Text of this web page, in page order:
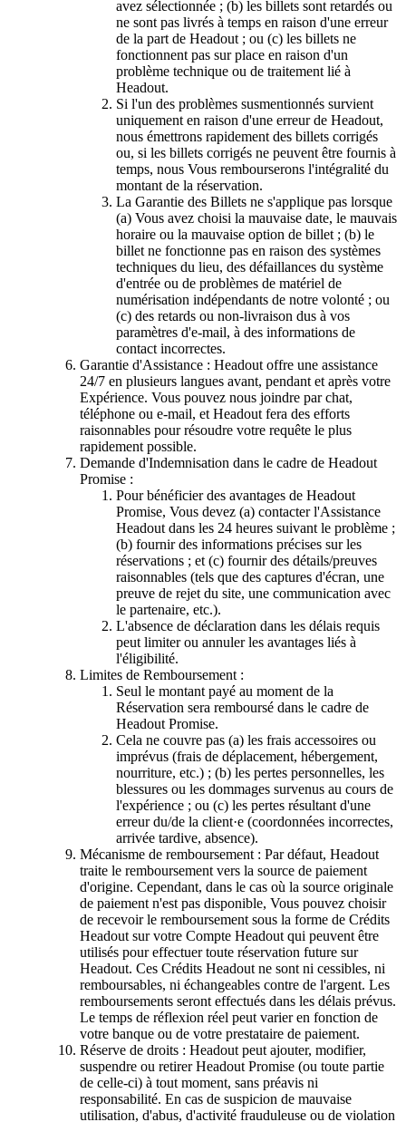
avez sélectionnée ; (b) les billets sont retardés ou
ne sont pas livrés à temps en raison d'une erreur
de la part de Headout ; ou (c) les billets ne
fonctionnent pas sur place en raison d'un
problème technique ou de traitement lié à
Headout.
Si l'un des problèmes susmentionnés survient
uniquement en raison d'une erreur de Headout,
nous émettrons rapidement des billets corrigés
ou, si les billets corrigés ne peuvent être fournis à
temps, nous Vous rembourserons l'intégralité du
montant de la réservation.
La Garantie des Billets ne s'applique pas lorsque
(a) Vous avez choisi la mauvaise date, le mauvais
horaire ou la mauvaise option de billet ; (b) le
billet ne fonctionne pas en raison des systèmes
techniques du lieu, des défaillances du système
d'entrée ou de problèmes de matériel de
numérisation indépendants de notre volonté ; ou
(c) des retards ou non-livraison dus à vos
paramètres d'e-mail, à des informations de
contact incorrectes.
Garantie d'Assistance : Headout offre une assistance
24/7 en plusieurs langues avant, pendant et après votre
Expérience. Vous pouvez nous joindre par chat,
téléphone ou e-mail, et Headout fera des efforts
raisonnables pour résoudre votre requête le plus
rapidement possible.
Demande d'Indemnisation dans le cadre de Headout
Promise :
Pour bénéficier des avantages de Headout
Promise, Vous devez (a) contacter l'Assistance
Headout dans les 24 heures suivant le problème ;
(b) fournir des informations précises sur les
réservations ; et (c) fournir des détails/preuves
raisonnables (tels que des captures d'écran, une
preuve de rejet du site, une communication avec
le partenaire, etc.).
L'absence de déclaration dans les délais requis
peut limiter ou annuler les avantages liés à
l'éligibilité.
Limites de Remboursement :
Seul le montant payé au moment de la
Réservation sera remboursé dans le cadre de
Headout Promise.
Cela ne couvre pas (a) les frais accessoires ou
imprévus (frais de déplacement, hébergement,
nourriture, etc.) ; (b) les pertes personnelles, les
blessures ou les dommages survenus au cours de
l'expérience ; ou (c) les pertes résultant d'une
erreur du/de la client·e (coordonnées incorrectes,
arrivée tardive, absence).
Mécanisme de remboursement : Par défaut, Headout
traite le remboursement vers la source de paiement
d'origine. Cependant, dans le cas où la source originale
de paiement n'est pas disponible, Vous pouvez choisir
de recevoir le remboursement sous la forme de Crédits
Headout sur votre Compte Headout qui peuvent être
utilisés pour effectuer toute réservation future sur
Headout. Ces Crédits Headout ne sont ni cessibles, ni
remboursables, ni échangeables contre de l'argent. Les
remboursements seront effectués dans les délais prévus.
Le temps de réflexion réel peut varier en fonction de
votre banque ou de votre prestataire de paiement.
Réserve de droits : Headout peut ajouter, modifier,
suspendre ou retirer Headout Promise (ou toute partie
de celle-ci) à tout moment, sans préavis ni
responsabilité. En cas de suspicion de mauvaise
utilisation, d'abus, d'activité frauduleuse ou de violation